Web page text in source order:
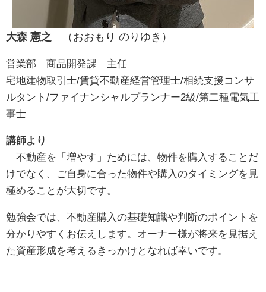
大森 憲之 （おおもり のりゆき）
営業部 商品開発課 主任
宅地建物取引士/賃貸不動産経営管理士/相続支援コンサ
ルタント/ファイナンシャルプランナー2級/第二種電気工
事士
講師より
不動産を「増やす」ためには、物件を購入することだ
けでなく、ご自身に合った物件や購入のタイミングを見
極めることが大切です。
勉強会では、不動産購入の基礎知識や判断のポイントを
分かりやすくお伝えします。オーナー様が将来を見据え
た資産形成を考えるきっかけとなれば幸いです。